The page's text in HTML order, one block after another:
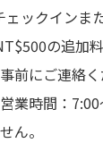
ェックインま
の追加
前にご連絡く
業時間：
ん。